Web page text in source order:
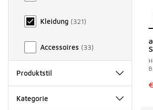
Kleidung (321)
Accessoires (33)
Produktstil
Kategorie